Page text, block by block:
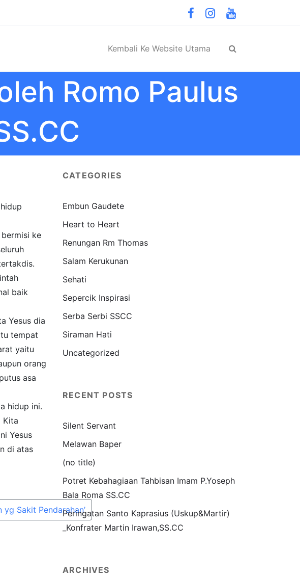
Kembali Ke Website Utama
Romo Paulus
ke
baik
Yesus dia
tempat
yaitu
orang
asa
hidup ini.
Kita
Yesus
di atas
Sakit Pendarahan’
CATEGORIES
Embun Gaudete
Heart to Heart
Renungan Rm Thomas
Salam Kerukunan
Sehati
Sepercik Inspirasi
Serba Serbi SSCC
Siraman Hati
Uncategorized
RECENT POSTS
Silent Servant
Melawan Baper
(no title)
Potret Kebahagiaan Tahbisan Imam P.Yoseph
Bala Roma SS.CC
Peringatan Santo Kaprasius (Uskup&Martir)
_Konfrater Martin Irawan,SS.CC
ARCHIVES